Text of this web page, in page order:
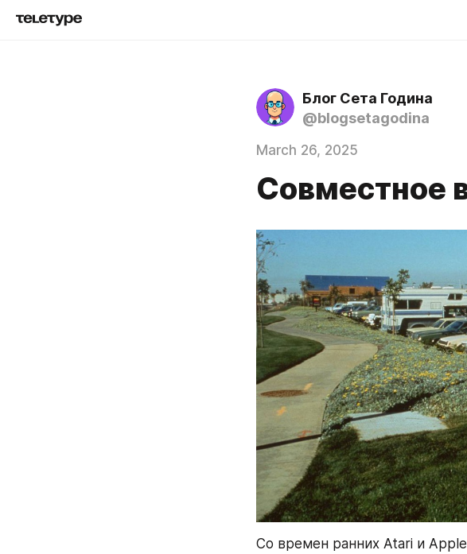
Блог Сета Година
@blogsetagodina
March 26, 2025
Совместное
Со времен ранних Atari и